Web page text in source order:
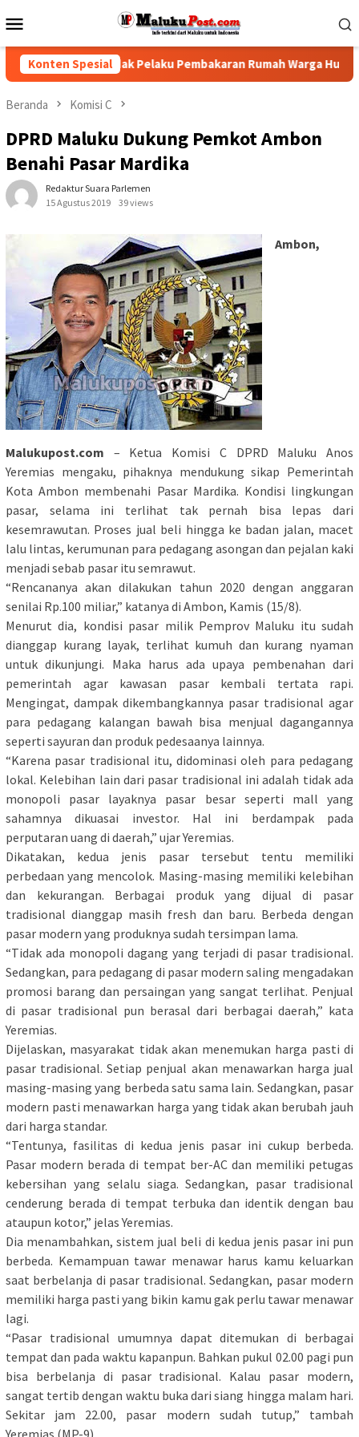
ke
Mobile
Konten Spesial
Desak Polisi Tindak Pelaku Pembakaran Rumah Warga Hunuth
Beranda Komisi C
DPRD Maluku Dukung Pemkot Ambon
Benahi Pasar Mardika
Redaktur Suara Parlemen
15 Agustus 2019
39 views
Ambon,
Malukupost.com – Ketua Komisi C DPRD Maluku Anos
Yeremias mengaku, pihaknya mendukung sikap Pemerintah
Kota Ambon membenahi Pasar Mardika. Kondisi lingkungan
pasar, selama ini terlihat tak pernah bisa lepas dari
kesemrawutan. Proses jual beli hingga ke badan jalan, macet
lalu lintas, kerumunan para pedagang asongan dan pejalan kaki
menjadi sebab pasar itu semrawut.
“Rencananya akan dilakukan tahun 2020 dengan anggaran
senilai Rp.100 miliar,” katanya di Ambon, Kamis (15/8).
Menurut dia, kondisi pasar milik Pemprov Maluku itu sudah
dianggap kurang layak, terlihat kumuh dan kurang nyaman
untuk dikunjungi. Maka harus ada upaya pembenahan dari
pemerintah agar kawasan pasar kembali tertata rapi.
Mengingat, dampak dikembangkannya pasar tradisional agar
para pedagang kalangan bawah bisa menjual dagangannya
seperti sayuran dan produk pedesaanya lainnya.
“Karena pasar tradisional itu, didominasi oleh para pedagang
lokal. Kelebihan lain dari pasar tradisional ini adalah tidak ada
monopoli pasar layaknya pasar besar seperti mall yang
sahamnya dikuasai investor. Hal ini berdampak pada
perputaran uang di daerah,” ujar Yeremias.
Dikatakan, kedua jenis pasar tersebut tentu memiliki
perbedaan yang mencolok. Masing-masing memiliki kelebihan
dan kekurangan. Berbagai produk yang dijual di pasar
tradisional dianggap masih fresh dan baru. Berbeda dengan
pasar modern yang produknya sudah tersimpan lama.
“Tidak ada monopoli dagang yang terjadi di pasar tradisional.
Sedangkan, para pedagang di pasar modern saling mengadakan
promosi barang dan persaingan yang sangat terlihat. Penjual
di pasar tradisional pun berasal dari berbagai daerah,” kata
Yeremias.
Dijelaskan, masyarakat tidak akan menemukan harga pasti di
pasar tradisional. Setiap penjual akan menawarkan harga jual
masing-masing yang berbeda satu sama lain. Sedangkan, pasar
modern pasti menawarkan harga yang tidak akan berubah jauh
dari harga standar.
“Tentunya, fasilitas di kedua jenis pasar ini cukup berbeda.
Pasar modern berada di tempat ber-AC dan memiliki petugas
kebersihan yang selalu siaga. Sedangkan, pasar tradisional
cenderung berada di tempat terbuka dan identik dengan bau
ataupun kotor,” jelas Yeremias.
Dia menambahkan, sistem jual beli di kedua jenis pasar ini pun
berbeda. Kemampuan tawar menawar harus kamu keluarkan
saat berbelanja di pasar tradisional. Sedangkan, pasar modern
memiliki harga pasti yang bikin kamu gak perlu tawar menawar
lagi.
“Pasar tradisional umumnya dapat ditemukan di berbagai
tempat dan pada waktu kapanpun. Bahkan pukul 02.00 pagi pun
bisa berbelanja di pasar tradisional. Kalau pasar modern,
sangat tertib dengan waktu buka dari siang hingga malam hari.
Sekitar jam 22.00, pasar modern sudah tutup,” tambah